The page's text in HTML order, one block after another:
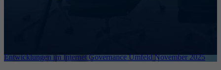
Entwicklungen im Internet Governance Umfeld November 2025